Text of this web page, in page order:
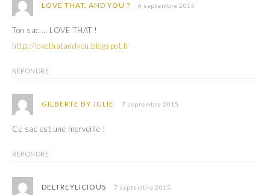
) e
)
LOVE THAT. AND YOU ? 6 septembre 2015
Ton sac … LOVE THAT !
http://lovethatandyou.blogspot.fr
RÉPONDRE
GILBERTE BY JULIE 7 septembre 2015
Ce sac est une merveille !
RÉPONDRE
DELTREYLICIOUS 7 septembre 2015